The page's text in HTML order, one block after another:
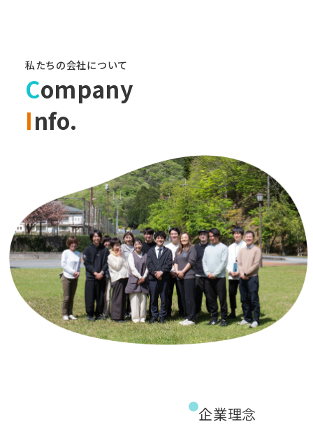
私たちの会社について
Company
Info.
企業理念